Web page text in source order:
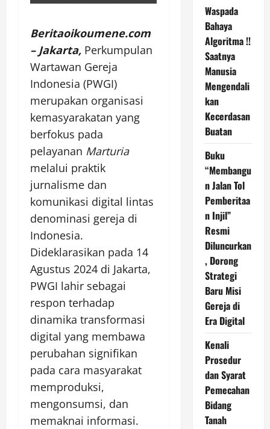
Beritaoikoumene.com
– Jakarta, Perkumpulan
Wartawan Gereja
Indonesia (PWGI)
merupakan organisasi
kemasyarakatan yang
berfokus pada
pelayanan Marturia
melalui praktik
jurnalisme dan
komunikasi digital lintas
denominasi gereja di
Indonesia.
Dideklarasikan pada 14
Agustus 2024 di Jakarta,
PWGI lahir sebagai
respon terhadap
dinamika transformasi
digital yang membawa
perubahan signifikan
pada cara masyarakat
memproduksi,
mengonsumsi, dan
memaknai informasi.
Waspada
Bahaya
Algoritma !!
Saatnya
Manusia
Mengendali
kan
Kecerdasan
Buatan
Buku
“Membangu
n Jalan Tol
Pemberitaa
n Injil”
Resmi
Diluncurkan
, Dorong
Strategi
Baru Misi
Gereja di
Era Digital
Kenali
Prosedur
dan Syarat
Pemecahan
Bidang
Tanah